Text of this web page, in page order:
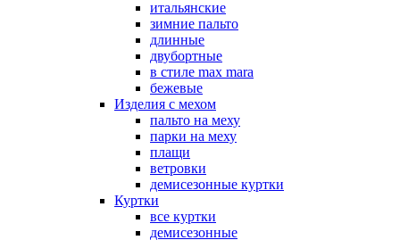
итальянские
зимние пальто
длинные
двубортные
в стиле max mara
бежевые
Изделия с мехом
пальто на меху
парки на меху
плащи
ветровки
демисезонные куртки
Куртки
все куртки
демисезонные